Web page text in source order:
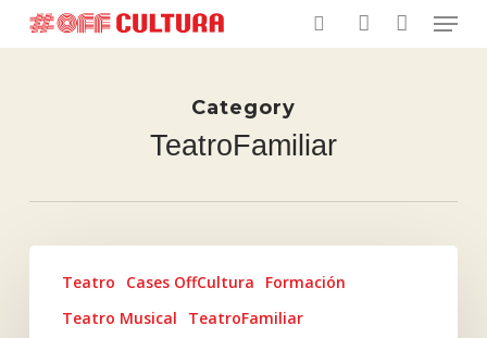
to
searchaccount
Menu
Category
TeatroFamiliar
2022/23
Teatro
Teatro Cases OffCultura
Formación
Teatro Musical
TeatroFamiliar